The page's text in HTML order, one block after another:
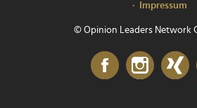
Impressum
© Opinion Leaders Network